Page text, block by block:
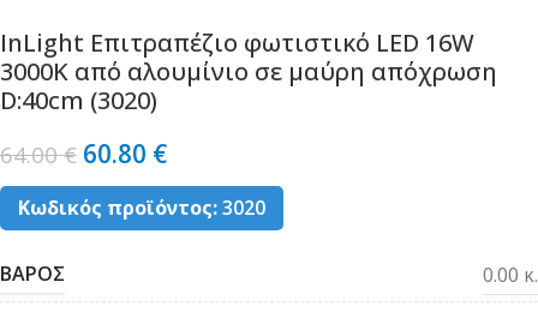
InLight Επιτραπέζιο φωτιστικό LED 16W
3000K από αλουμίνιο σε μαύρη απόχρωση
D:40cm (3020)
64.00€ 60.80 €
Κωδικός προϊόντος:3020
ΒΑΡΟΣ 0.00 κ.